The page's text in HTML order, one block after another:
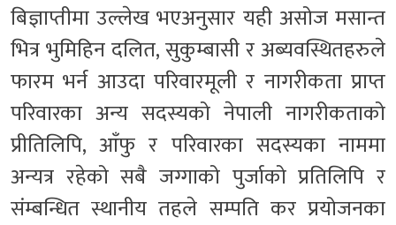
बिज्ञाप्तीमा उल्लेख भएअनुसार यही असोज मसान्त
भित्र भुमिहिन दलित, सुकुम्बासी र अब्यवस्थितहरुले
फारम भर्न आउदा परिवारमूली र नागरीकता प्राप्त
परिवारका अन्य सदस्यको नेपाली नागरीकताको
प्रीतिलिपि, आँफु र परिवारका सदस्यका नाममा
अन्यत्र रहेको सबै जग्गाको पुर्जाको प्रतिलिपि र
संम्बन्धित स्थानीय तहले सम्पति कर प्रयोजनका